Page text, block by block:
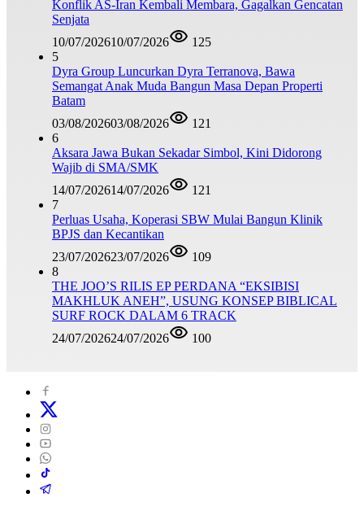
Konflik AS-Iran Kembali Membara, Gagalkan Gencatan
Senjata
10/07/202610/07/2026
125
5
Dyra Group Luncurkan Dyra Terranova, Bawa
Semangat Anak Muda Bangun Masa Depan Properti
Batam
03/08/202603/08/2026
121
6
Aksara Jawa Bukan Sekadar Simbol, Kini Didorong
Wajib di SMA/SMK
14/07/202614/07/2026
121
7
Perluas Usaha, Koperasi SBW Mulai Bangun Klinik
BPJS dan Kecantikan
23/07/202623/07/2026
109
8
THE JOO’S RILIS EP PERDANA “EKSIBISI
MAKHLUK ANEH”, USUNG KONSEP BIBLICAL
SURF ROCK DALAM 6 TRACK
24/07/202624/07/2026 100